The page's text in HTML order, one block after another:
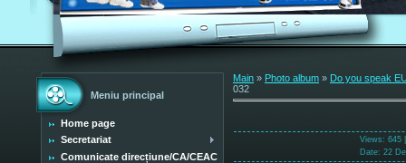
Meniu principal
Home page
Secretariat
Comunicate direcțiune/CA/CEAC
Main » Photo album » Do you speak
032
Views: 645
Date: 22